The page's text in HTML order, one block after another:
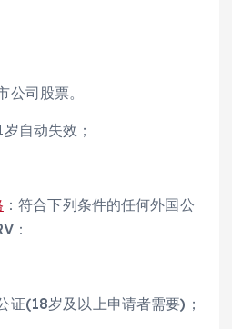
司股票。
自动失效；
：符合下列条件的任何外国公
：
证(18岁及以上申请者需要)；